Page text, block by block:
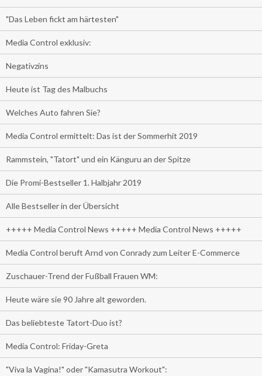
"Das Leben fickt am härtesten"
Media Control exklusiv:
Negativzins
Heute ist Tag des Malbuchs
Welches Auto fahren Sie?
Media Control ermittelt: Das ist der Sommerhit 2019
Rammstein, "Tatort" und ein Känguru an der Spitze
Die Promi-Bestseller 1. Halbjahr 2019
Alle Bestseller in der Übersicht
+++++ Media Control News +++++ Media Control News +++++
Media Control beruft Arnd von Conrady zum Leiter E-Commerce
Zuschauer-Trend der Fußball Frauen WM:
Heute wäre sie 90 Jahre alt geworden.
Das beliebteste Tatort-Duo ist?
Media Control: Friday-Greta
"Viva la Vagina!" oder "Kamasutra Workout":